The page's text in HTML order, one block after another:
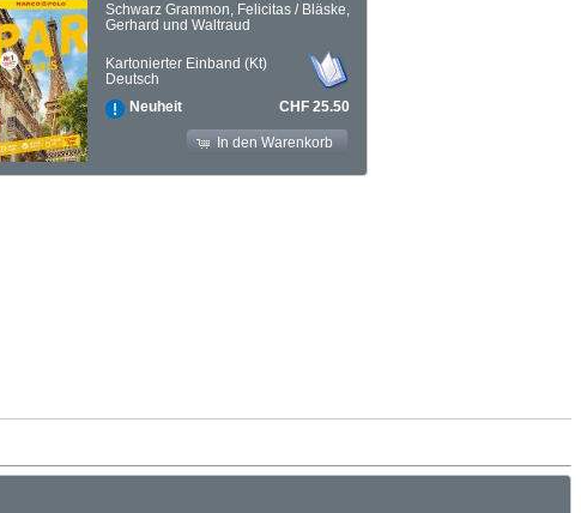
Schwarz Grammon, Felicitas / Bläske,
Gerhard und Waltraud
Kartonierter Einband (Kt)
Deutsch
Neuheit
CHF 25.50
In den Warenkorb